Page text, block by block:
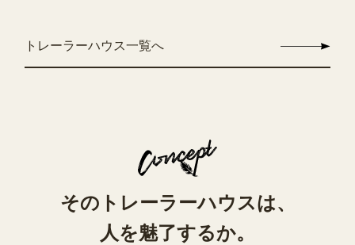
トレーラーハウス一覧へ
そのトレーラーハウスは、
人を魅了するか。